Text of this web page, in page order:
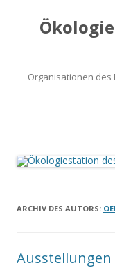
Organisationen des
ARCHIV DES AUTORS:
Ausstellungen